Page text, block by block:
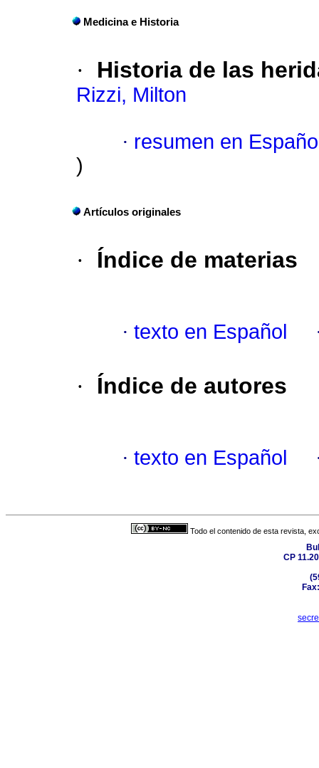
Medicina e Historia
· Historia de las
Rizzi, Milton
· resumen en
)
Artículos originales
· Índice de materias
· texto en Español
· Índice de autores
· texto en Español
Todo el contenido de esta revista,
CP